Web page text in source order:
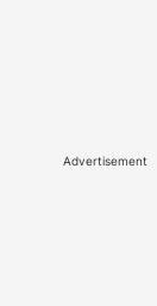
Advertisement